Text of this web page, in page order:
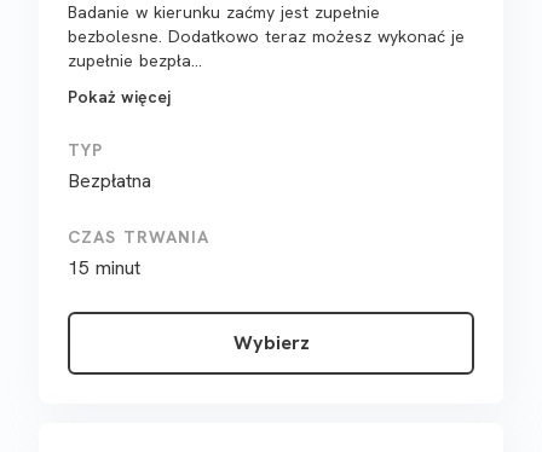
Badanie w kierunku zaćmy jest zupełnie
bezbolesne. Dodatkowo teraz możesz wykonać je
zupełnie bezpła...
Pokaż więcej
TYP
Bezpłatna
CZAS TRWANIA
15 minut
Wybierz